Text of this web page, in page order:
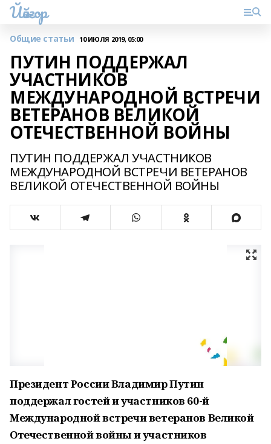
Йәйғор
Общие статьи 10 ИЮЛЯ 2019, 05:00
ПУТИН ПОДДЕРЖАЛ
УЧАСТНИКОВ
МЕЖДУНАРОДНОЙ ВСТРЕЧИ
ВЕТЕРАНОВ ВЕЛИКОЙ
ОТЕЧЕСТВЕННОЙ ВОЙНЫ
ПУТИН ПОДДЕРЖАЛ УЧАСТНИКОВ
МЕЖДУНАРОДНОЙ ВСТРЕЧИ ВЕТЕРАНОВ
ВЕЛИКОЙ ОТЕЧЕСТВЕННОЙ ВОЙНЫ
Президент России Владимир Путин
поддержал гостей и участников 60-й
Международной встречи ветеранов Великой
Отечественной войны и участников